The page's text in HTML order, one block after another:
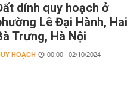
dính quy hoạch ở
Lê Đại Hành, Hai
Trưng, Hà Nội
HOẠCH 00:00 | 02/10/2024